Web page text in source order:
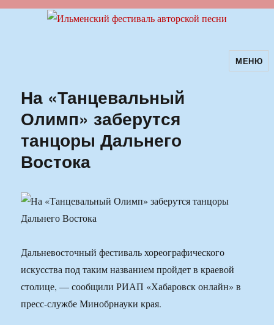
Ильменский фестиваль авторскойМЕНЮ
На «Танцевальный
Олимп» заберутся
танцоры Дальнего
Востока
Дальневосточный фестиваль хореографического
искусства под таким названием пройдет в краевой
столице, — сообщили РИАП «Хабаровск онлайн» в
пресс-службе Минобрнауки края.